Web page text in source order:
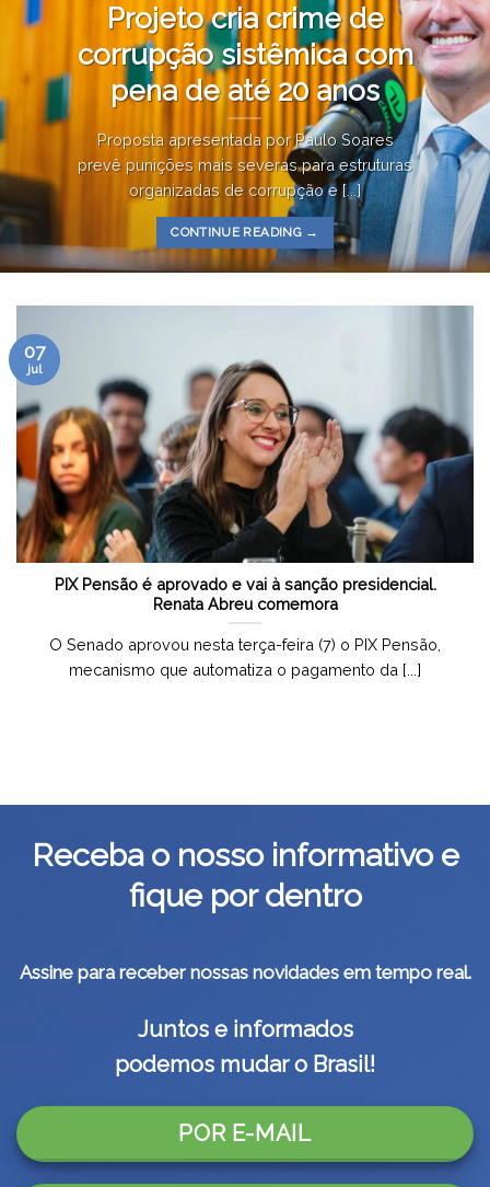
Projeto cria crime de
corrupção sistêmica com
pena de até 20 anos
Proposta apresentada por Paulo Soares
prevê punições mais severas para estruturas
organizadas de corrupção e [...]
CONTINUE READING →
PIX Pensão é aprovado e vai à sanção presidencial.
Renata Abreu comemora
O Senado aprovou nesta terça-feira (7) o PIX Pensão,
mecanismo que automatiza o pagamento da [...]
07
jul
Receba o nosso informativo e
fique por dentro
Assine para receber nossas novidades em tempo real.
Juntos e informados
podemos mudar o Brasil!
POR E-MAIL